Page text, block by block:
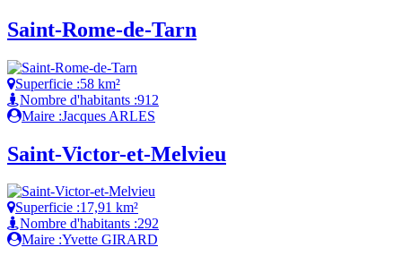
Saint-Rome-de-Tarn
Superficie :58 km²
Nombre d'habitants :912
Maire :Jacques ARLES
Saint-Victor-et-Melvieu
Superficie :17,91 km²
Nombre d'habitants :292
Maire :Yvette GIRARD